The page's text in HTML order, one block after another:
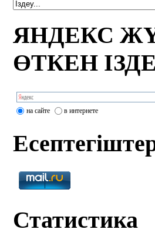
ЯНДЕКС
ӨТКЕН
на сайте в интернете
Статистика